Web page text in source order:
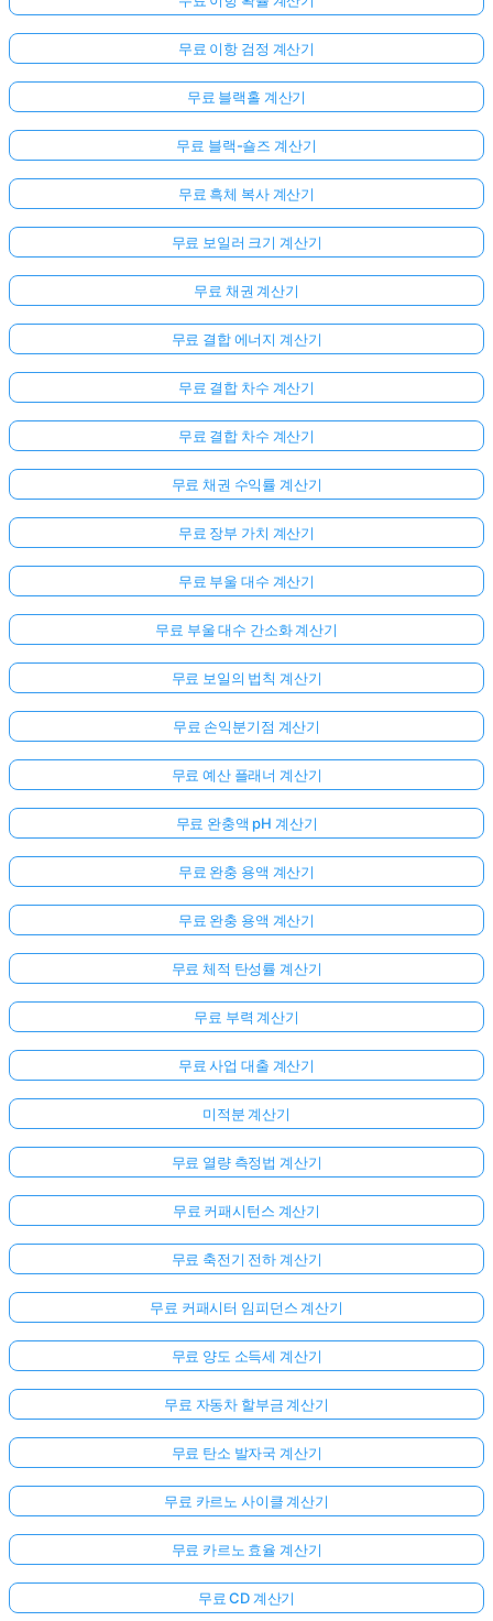
문
없
니
번
질
하
무료 이항 검정 계산기
무료 블랙홀 계산기
무료 블랙-숄즈 계산기
무료 흑체 복사 계산기
무료 보일러 크기 계산기
무료 채권 계산기
무료 결합 에너지 계산기
무료 결합 차수 계산기
무료 결합 차수 계산기
무료 채권 수익률 계산기
무료 장부 가치 계산기
무료 부울 대수 계산기
무료 부울 대수 간소화 계산기
무료 보일의 법칙 계산기
무료 손익분기점 계산기
무료 예산 플래너 계산기
무료 완충액 pH 계산기
무료 완충 용액 계산기
무료 완충 용액 계산기
무료 체적 탄성률 계산기
무료 부력 계산기
무료 사업 대출 계산기
미적분 계산기
무료 열량 측정법 계산기
무료 커패시턴스 계산기
무료 축전기 전하 계산기
무료 커패시터 임피던스 계산기
무료 양도 소득세 계산기
무료 자동차 할부금 계산기
무료 탄소 발자국 계산기
무료 카르노 사이클 계산기
무료 카르노 효율 계산기
무료 CD 계산기